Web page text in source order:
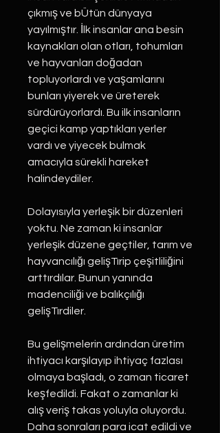
çıkmış ve bÜtün dünyaya
yayılmıştır. İlk insanlar ana besin
kaynakları olan otları, tohumları
ve hayvanları doğadan
topluyorlardı ve yaşamlarını
bunları yiyerek ve üreterek
sürdürüyorlardı. Bu ilk insanların
geçici kamp yaptıkları yerler
vardı ve yiyecek bulmak
amacıyla sürekli hareket
halindeydiler.
Dolayısıyla yerleşik bir düzenleri
yoktu. Ne zaman ki insanlar
yerleşik düzene geçtiler, tarım ve
hayvancılığı gelişTırip çeşitliliğini
arttırdılar. Bunun yanında
madenciliği ve balıkçılığı
gelişTırdiler.
Bu gelişmelerin ardından üretim
ihtiyacı karşılayıp ihtiyaç fazlası
olmaya başladı, o zaman ticaret
keşfedildi. Fakat o zamanlar ki
alış veriş takas yoluyla oluyordu.
Daha sonraları para icat edildi ve